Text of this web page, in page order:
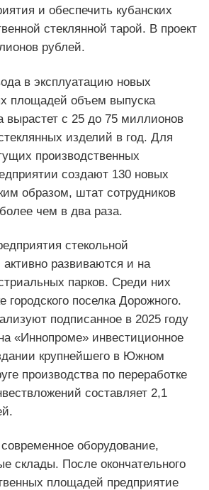
и обеспечить кубанских
стеклянной тарой. В проект
рублей.
в эксплуатацию новых
площадей объем выпуска
вырастет с 25 до 75 миллионов
изделий в год. Для
производственных
создают 130 новых
образом, штат сотрудников
чем в два раза.
стекольной
развиваются и на
парков. Среди них
городского поселка Дорожного.
подписанное в 2025 году
«Иннопроме» инвестиционное
крупнейшего в Южном
производства по переработке
составляет 2,1
оборудование,
склады. После окончательного
площадей предприятие